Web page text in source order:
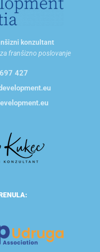
konzultant
franšizno poslovanje
427